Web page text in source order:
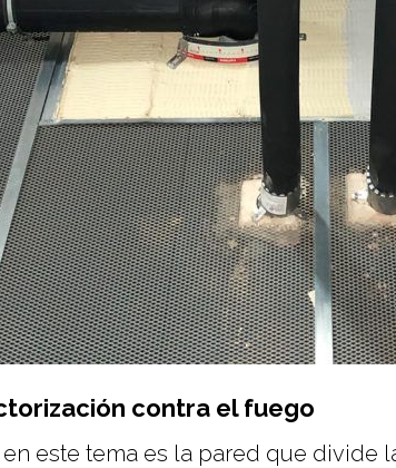
contra el fuego
este tema es la pared que